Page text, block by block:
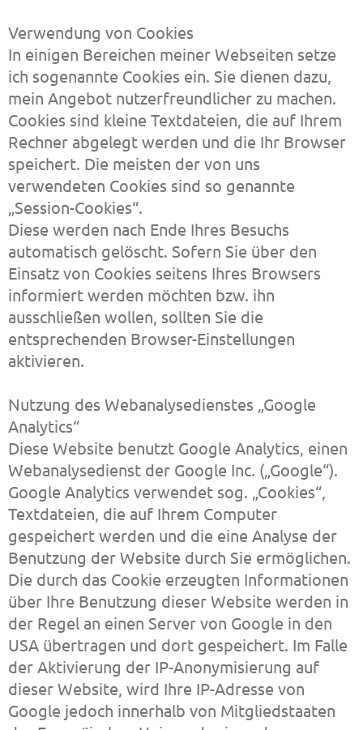
Verwendung von Cookies
In einigen Bereichen meiner Webseiten setze
ich sogenannte Cookies ein. Sie dienen dazu,
mein Angebot nutzerfreundlicher zu machen.
Cookies sind kleine Textdateien, die auf Ihrem
Rechner abgelegt werden und die Ihr Browser
speichert. Die meisten der von uns
verwendeten Cookies sind so genannte
„Session-Cookies“.
Diese werden nach Ende Ihres Besuchs
automatisch gelöscht. Sofern Sie über den
Einsatz von Cookies seitens Ihres Browsers
informiert werden möchten bzw. ihn
ausschließen wollen, sollten Sie die
entsprechenden Browser-Einstellungen
aktivieren.
Nutzung des Webanalysedienstes „Google
Analytics“
Diese Website benutzt Google Analytics, einen
Webanalysedienst der Google Inc. („Google“).
Google Analytics verwendet sog. „Cookies“,
Textdateien, die auf Ihrem Computer
gespeichert werden und die eine Analyse der
Benutzung der Website durch Sie ermöglichen.
Die durch das Cookie erzeugten Informationen
über Ihre Benutzung dieser Website werden in
der Regel an einen Server von Google in den
USA übertragen und dort gespeichert. Im Falle
der Aktivierung der IP-Anonymisierung auf
dieser Website, wird Ihre IP-Adresse von
Google jedoch innerhalb von Mitgliedstaaten